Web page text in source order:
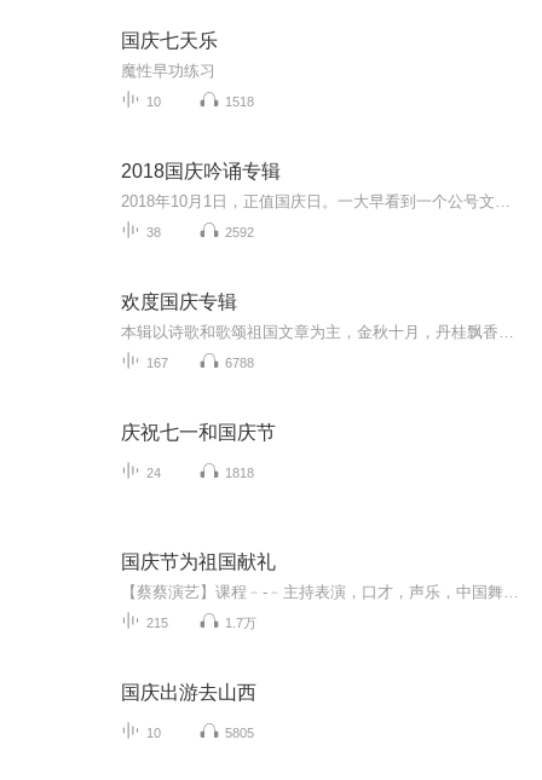
国庆七天乐
魔性早功练习
10 1518
2018国庆吟诵专辑
38 2592
欢度国庆专辑
167 6788
庆祝七一和国庆节
24 1818
国庆节为祖国献礼
215 1.7万
国庆出游去山西
10 5805